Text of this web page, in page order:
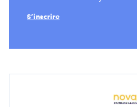
S’inscrire